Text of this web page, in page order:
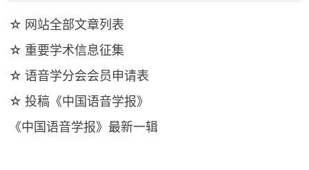
☆ 网站全部文章列表
☆ 重要学术信息征集
☆ 语音学分会会员申请表
☆ 投稿《中国语音学报》
《中国语音学报》最新一辑